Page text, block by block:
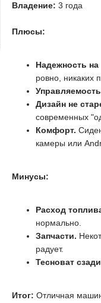
Владение:3 года
Плюсы:
Надежность
ровно, никаких
Дизайн не
современных
Комфорт.
камеры или
Минусы:
Расход
нормально.
Запчасти.
радует.
Тесноват
Итог:Отличная